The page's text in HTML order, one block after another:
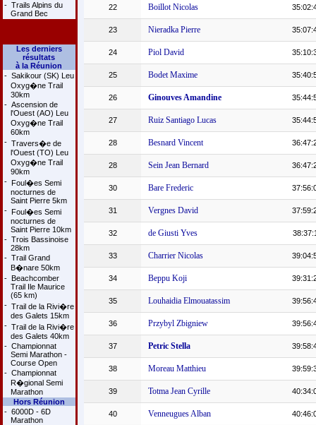
- Trails Alpins du
Grand Bec
Les derniers
résultats
à la Réunion
- Sakikour (SK) Leu
Oxyg�ne Trail
30km
- Ascension de
l'Ouest (AO) Leu
Oxyg�ne Trail
60km
- Travers�e de
l'Ouest (TO) Leu
Oxyg�ne Trail
90km
- Foul�es Semi
nocturnes de
Saint Pierre 5km
- Foul�es Semi
nocturnes de
Saint Pierre 10km
- Trois Bassinoise
28km
- Trail Grand
B�nare 50km
- Beachcomber
Trail Ile Maurice
(65 km)
- Trail de la Rivi�re
des Galets 15km
- Trail de la Rivi�re
des Galets 40km
- Championnat
Semi Marathon -
Course Open
- Championnat
R�gional Semi
Marathon
Hors Réunion
- 6000D - 6D
Marathon
22 Boillot Nicolas
23 Nieradka Pierre
24 Piol David
25 Bodet Maxime
26 Ginouves Amandine
27 Ruiz Santiago Lucas
28 Besnard Vincent
28 Sein Jean Bernard
30 Bare Frederic
31 Vergnes David
32 de Giusti Yves
33 Charrier Nicolas
34 Beppu Koji
35 Louhaidia Elmouatassim
36 Przybyl Zbigniew
37 Petric Stella
38 Moreau Matthieu
39 Totma Jean Cyrille
40 Venneugues Alban